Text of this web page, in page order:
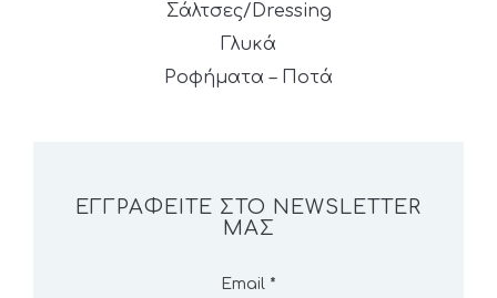
Σάλτσες/Dressing
Γλυκά
Ροφήματα – Ποτά
ΕΓΓΡΑΦΕΊΤΕ ΣΤΟ NEWSLETTER
ΜΑΣ
Email *